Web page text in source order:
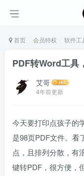
首页 会员特权 软件工
PDF转Word工具
艾哥
4年前更新
今天要打印点孩子的
是98页PDF文件。看
点，且排列分散，有
键转PDF，很方便，